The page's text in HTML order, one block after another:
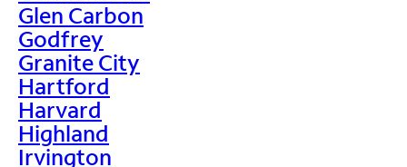
Glen Carbon
Godfrey
Granite City
Hartford
Harvard
Highland
Irvington